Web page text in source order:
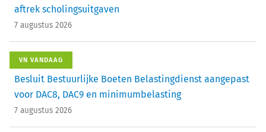
aftrek scholingsuitgaven
7 augustus 2026
VN VANDAAG
Besluit Bestuurlijke Boeten Belastingdienst aangepast
voor DAC8, DAC9 en minimumbelasting
7 augustus 2026